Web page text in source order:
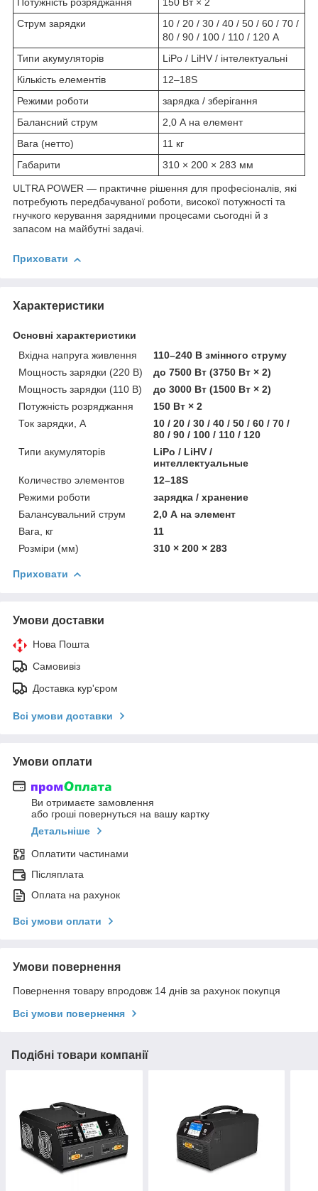
Потужність розряджання
150 Вт × 2
Струм зарядки
10 / 20 / 30 / 40 / 50 / 60 / 70 /
80 / 90 / 100 / 110 / 120 А
Типи акумуляторів
LiPo / LiHV / інтелектуальні
Кількість елементів
12–18S
Режими роботи
зарядка / зберігання
Балансний струм
2,0 А на елемент
Вага (нетто)
11 кг
Габарити
310 × 200 × 283 мм
ULTRA POWER — практичне рішення для професіоналів, які
потребують передбачуваної роботи, високої потужності та
гнучкого керування зарядними процесами сьогодні й з
запасом на майбутні задачі.
Приховати
Характеристики
Основні характеристики
Вхідна напруга живлення
110–240 В змінного струму
Мощность зарядки (220 В)
до 7500 Вт (3750 Вт × 2)
Мощность зарядки (110 В)
до 3000 Вт (1500 Вт × 2)
Потужність розряджання
150 Вт × 2
Ток зарядки, А
10 / 20 / 30 / 40 / 50 / 60 / 70 /
80 / 90 / 100 / 110 / 120
Типи акумуляторів
LiPo / LiHV /
интеллектуальные
Количество элементов
12–18S
Режими роботи
зарядка / хранение
Балансувальний струм
2,0 А на элемент
Вага, кг
11
Розміри (мм)
310 × 200 × 283
Приховати
Умови доставки
Нова Пошта
Самовивіз
Доставка кур'єром
Всі умови доставки
Умови оплати
Ви отримаєте замовлення
або гроші повернуться на вашу картку
Детальніше
Оплатити частинами
Післяплата
Оплата на рахунок
Всі умови оплати
Умови повернення
Повернення товару впродовж 14 днів за рахунок покупця
Всі умови повернення
Подібні товари компанії